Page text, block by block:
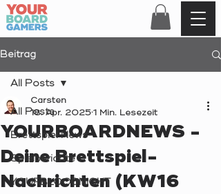
Beitrag
All Posts
Brettspiel News
Spielberichte
YOURBLOODNIGHT
All Posts
YOURBOARDNEWS -
Deine Brettspiel-
Nachrichten (KW16
Carsten
18. Apr. 2025 1 Min. Lesezeit